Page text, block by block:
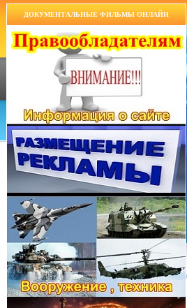
ДОКУМЕНТАЛЬНЫЕ ФИЛЬМЫ ОНЛАЙН